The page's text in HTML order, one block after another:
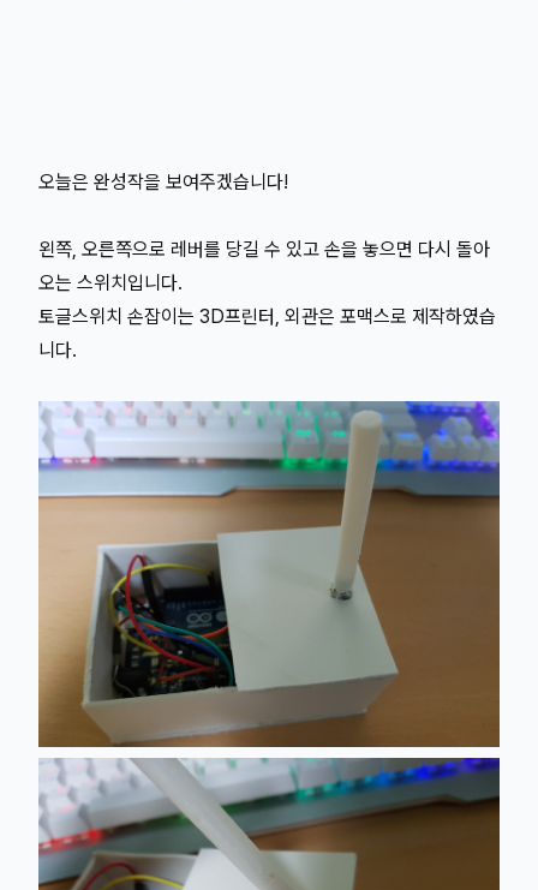
오늘은 완성작을 보여주겠습니다!
왼쪽, 오른쪽으로 레버를 당길 수 있고 손을 놓으면 다시 돌아
오는 스위치입니다.
토글스위치 손잡이는 3D프린터, 외관은 포맥스로 제작하였습
니다.